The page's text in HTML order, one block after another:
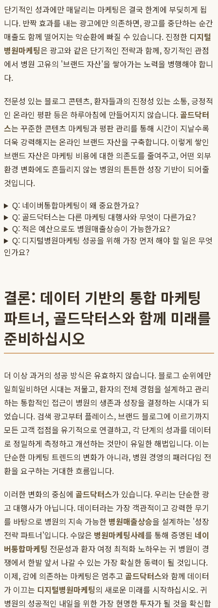
단기적인 성과에만 매달리는 마케팅은 결국 한계에 부딪히게 됩
니다. 반짝 효과를 내는 광고에만 의존하면, 광고를 중단하는 순간
매출도 함께 떨어지는 악순환에 빠질 수 있습니다. 진정한 디지털
병원마케팅은 광고와 같은 단기적인 전략과 함께, 장기적인 관점
에서 병원 고유의 '브랜드 자산'을 쌓아가는 노력을 병행해야 합니
다.
전문성 있는 블로그 콘텐츠, 환자들과의 진정성 있는 소통, 긍정적
인 온라인 평판 등은 하루아침에 만들어지지 않습니다. 골드닥터
스는 꾸준한 콘텐츠 마케팅과 평판 관리를 통해 시간이 지날수록
더욱 강력해지는 온라인 브랜드 자산을 구축합니다. 이렇게 쌓인
브랜드 자산은 마케팅 비용에 대한 의존도를 줄여주고, 어떤 외부
환경 변화에도 흔들리지 않는 병원의 튼튼한 성장 기반이 되어줄
것입니다.
Q: 네이버통합마케팅이 왜 중요한가요?
Q: 골드닥터스는 다른 마케팅 대행사와 무엇이 다른가요?
Q: 적은 예산으로도 병원매출상승이 가능한가요?
Q: 디지털병원마케팅 성공을 위해 가장 먼저 해야 할 일은 무엇
인가요?
결론: 데이터 기반의 통합 마케팅
파트너, 골드닥터스와 함께 미래를
준비하십시오
더 이상 과거의 성공 방식은 유효하지 않습니다. 블로그 순위에만
일희일비하던 시대는 저물고, 환자의 전체 경험을 설계하고 관리
하는 통합적인 접근이 병원의 생존과 성장을 결정하는 시대가 되
었습니다. 검색 광고부터 플레이스, 브랜드 블로그에 이르기까지
모든 고객 접점을 유기적으로 연결하고, 각 단계의 성과를 데이터
로 정밀하게 측정하고 개선하는 것만이 유일한 해법입니다. 이는
단순한 마케팅 트렌드의 변화가 아니라, 병원 경영의 패러다임 전
환을 요구하는 거대한 흐름입니다.
이러한 변화의 중심에 골드닥터스가 있습니다. 우리는 단순한 광
고 대행사가 아닙니다. 데이터라는 가장 객관적이고 강력한 무기
를 바탕으로 병원의 지속 가능한 병원매출상승을 설계하는 '성장
전략 파트너'입니다. 수많은 병원마케팅사례를 통해 증명된 네이
버통합마케팅 전문성과 환자 여정 최적화 노하우는 귀 병원이 경
쟁에서 한발 앞서 나갈 수 있는 가장 확실한 동력이 될 것입니다.
이제, 감에 의존하는 마케팅은 멈추고 골드닥터스와 함께 데이터
가 이끄는 디지털병원마케팅의 새로운 미래를 시작하십시오. 귀
병원의 성공적인 내일을 위한 가장 현명한 투자가 될 것을 확신합